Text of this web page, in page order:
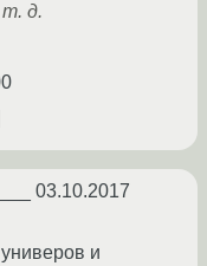
д.
03.10.2017
и